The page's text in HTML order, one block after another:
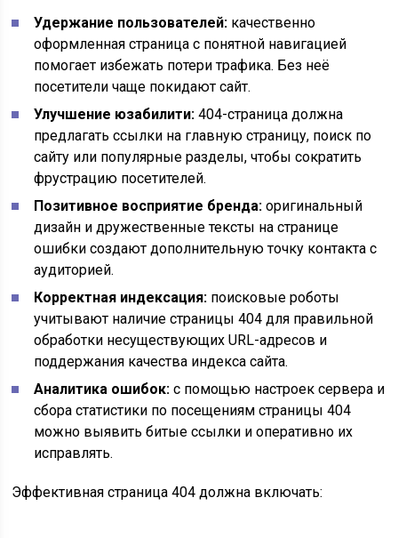
Удержание пользователей: качественно
оформленная страница с понятной навигацией
помогает избежать потери трафика. Без неё
посетители чаще покидают сайт.
Улучшение юзабилити: 404-страница должна
предлагать ссылки на главную страницу, поиск по
сайту или популярные разделы, чтобы сократить
фрустрацию посетителей.
Позитивное восприятие бренда: оригинальный
дизайн и дружественные тексты на странице
ошибки создают дополнительную точку контакта с
аудиторией.
Корректная индексация: поисковые роботы
учитывают наличие страницы 404 для правильной
обработки несуществующих URL-адресов и
поддержания качества индекса сайта.
Аналитика ошибок: с помощью настроек сервера и
сбора статистики по посещениям страницы 404
можно выявить битые ссылки и оперативно их
исправлять.
Эффективная страница 404 должна включать: